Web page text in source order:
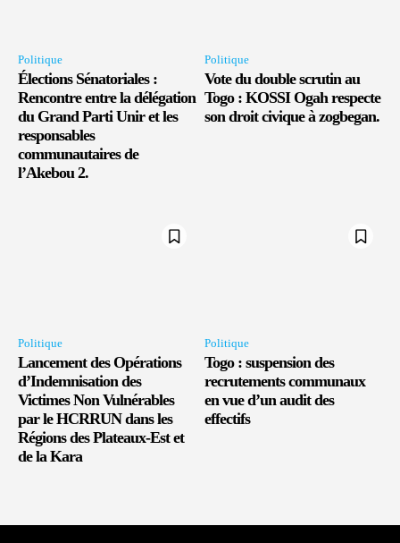
Politique
Élections Sénatoriales :
Rencontre entre la délégation
du Grand Parti Unir et les
responsables
communautaires de
l’Akebou 2.
Politique
Vote du double scrutin au
Togo : KOSSI Ogah respecte
son droit civique à zogbegan.
Politique
Lancement des Opérations
d’Indemnisation des
Victimes Non Vulnérables
par le HCRRUN dans les
Régions des Plateaux-Est et
de la Kara
Politique
Togo : suspension des
recrutements communaux
en vue d’un audit des
effectifs